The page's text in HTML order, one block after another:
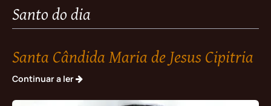
Santo do dia
Santa Cândida Maria de Jesus Cipitria
Continuar a ler